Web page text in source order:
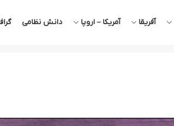
آفریقا آمریکا – اروپا دانش نظامی